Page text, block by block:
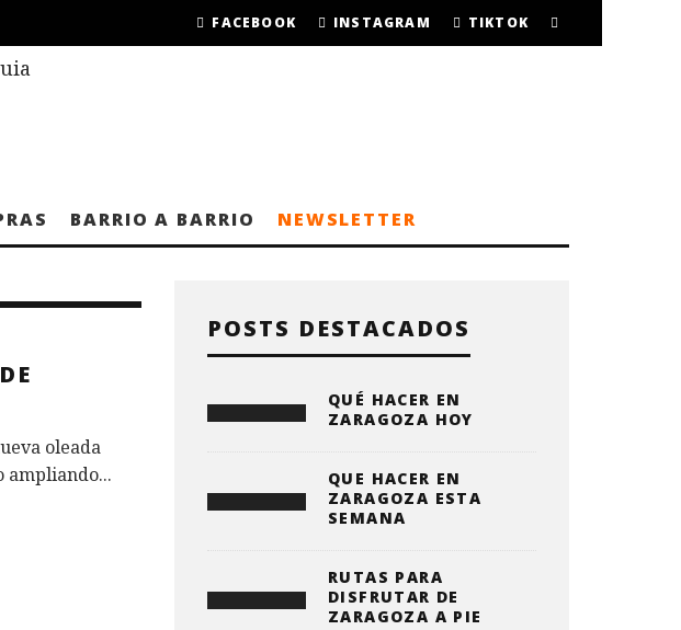
FACEBOOK INSTAGRAM TIKTOK
BARRIO A BARRIO NEWSLETTER
oleada
ampliando...
POSTS DESTACADOS
QUÉ HACER EN
ZARAGOZA HOY
QUE HACER EN
ZARAGOZA ESTA
SEMANA
RUTAS PARA
DISFRUTAR DE
ZARAGOZA A PIE